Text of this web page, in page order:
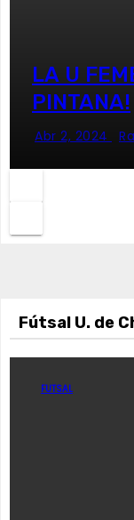
LA U
PINTANA!
Abr 2, 2024
Fútsal U. de
FUTSAL